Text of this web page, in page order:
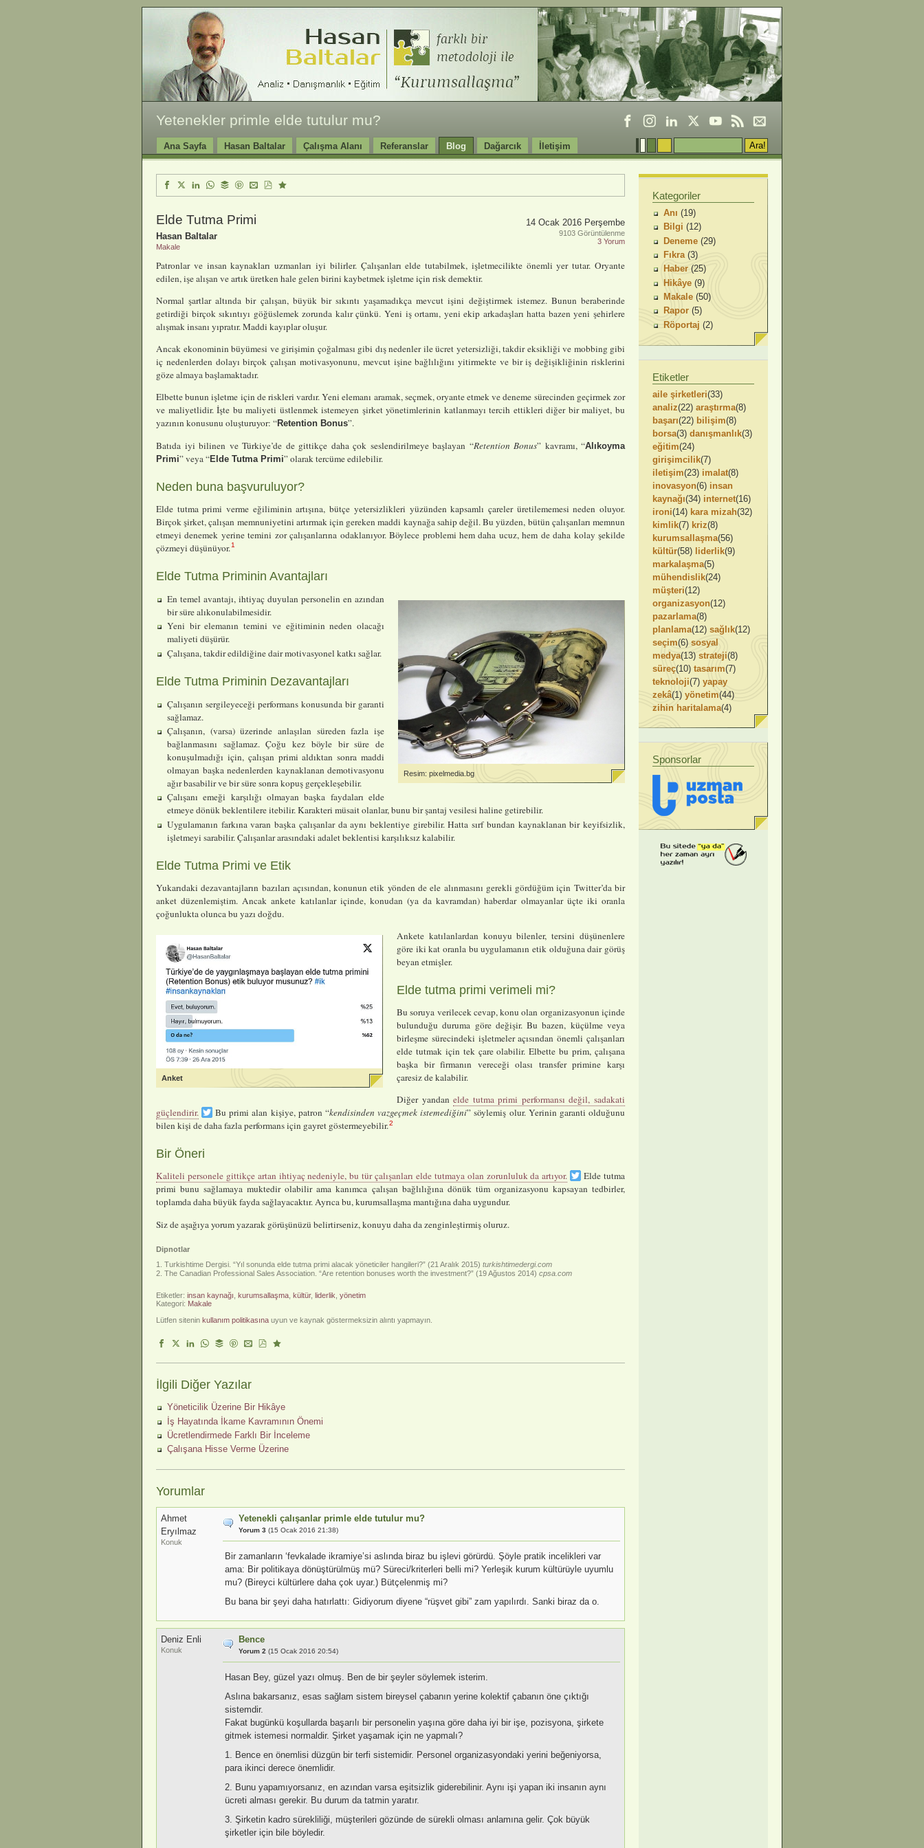
Yetenekler primle elde tutulur mu?
Ana Sayfa Hasan Baltalar Çalışma Alanı Referanslar Blog Dağarcık İletişim
Elde Tutma Primi
Hasan Baltalar
Makale
14 Ocak 2016 Perşembe
9103 Görüntülenme
3 Yorum
Patronlar ve insan kaynakları uzmanları iyi bilirler. Çalışanları elde tutabilmek, işletmecilikte önemli yer tutar. Oryante
edilen, işe alışan ve artık üretken hale gelen birini kaybetmek işletme için risk demektir.
Normal şartlar altında bir çalışan, büyük bir sıkıntı yaşamadıkça mevcut işini değiştirmek istemez. Bunun beraberinde
getirdiği birçok sıkıntıyı göğüslemek zorunda kalır çünkü. Yeni iş ortamı, yeni ekip arkadaşları hatta bazen yeni şehirlere
alışmak insanı yıpratır. Maddi kayıplar oluşur.
Ancak ekonominin büyümesi ve girişimin çoğalması gibi dış nedenler ile ücret yetersizliği, takdir eksikliği ve mobbing gibi
iç nedenlerden dolayı birçok çalışan motivasyonunu, mevcut işine bağlılığını yitirmekte ve bir iş değişikliğinin risklerini
göze almaya başlamaktadır.
Elbette bunun işletme için de riskleri vardır. Yeni elemanı aramak, seçmek, oryante etmek ve deneme sürecinden geçirmek zor
ve maliyetlidir. İşte bu maliyeti üstlenmek istemeyen şirket yönetimlerinin katlanmayı tercih ettikleri diğer bir maliyet, bu
yazının konusunu oluşturuyor: “Retention Bonus”.
Batıda iyi bilinen ve Türkiye’de de gittikçe daha çok seslendirilmeye başlayan “Retention Bonus” kavramı, “Alıkoyma
Primi” veya “Elde Tutma Primi” olarak tercüme edilebilir.
Neden buna başvuruluyor?
Elde tutma primi verme eğiliminin artışına, bütçe yetersizlikleri yüzünden kapsamlı çareler üretilememesi neden oluyor.
Birçok şirket, çalışan memnuniyetini artırmak için gereken maddi kaynağa sahip değil. Bu yüzden, bütün çalışanları memnun
etmeyi denemek yerine temini zor çalışanlarına odaklanıyor. Böylece problemi hem daha ucuz, hem de daha kolay şekilde
çözmeyi düşünüyor.1
Elde Tutma Priminin Avantajları
Resim: pixelmedia.bg
En temel avantajı, ihtiyaç duyulan personelin en azından
bir süre alıkonulabilmesidir.
Yeni bir elemanın temini ve eğitiminin neden olacağı
maliyeti düşürür.
Çalışana, takdir edildiğine dair motivasyonel katkı sağlar.
Elde Tutma Priminin Dezavantajları
Çalışanın sergileyeceği performans konusunda bir garanti
sağlamaz.
Çalışanın, (varsa) üzerinde anlaşılan süreden fazla işe
bağlanmasını sağlamaz. Çoğu kez böyle bir süre de
konuşulmadığı için, çalışan primi aldıktan sonra maddi
olmayan başka nedenlerden kaynaklanan demotivasyonu
ağır basabilir ve bir süre sonra kopuş gerçekleşebilir.
Çalışanı emeği karşılığı olmayan başka faydaları elde
etmeye dönük beklentilere itebilir. Karakteri müsait olanlar, bunu bir şantaj vesilesi haline getirebilir.
Uygulamanın farkına varan başka çalışanlar da aynı beklentiye girebilir. Hatta sırf bundan kaynaklanan bir keyifsizlik,
işletmeyi sarabilir. Çalışanlar arasındaki adalet beklentisi karşılıksız kalabilir.
Elde Tutma Primi ve Etik
Yukarıdaki dezavantajların bazıları açısından, konunun etik yönden de ele alınmasını gerekli gördüğüm için Twitter’da bir
anket düzenlemiştim. Ancak ankete katılanlar içinde, konudan (ya da kavramdan) haberdar olmayanlar üçte iki oranla
çoğunlukta olunca bu yazı doğdu.
Anket
Ankete katılanlardan konuyu bilenler, tersini düşünenlere
göre iki kat oranla bu uygulamanın etik olduğuna dair görüş
beyan etmişler.
Elde tutma primi verimeli mi?
Bu soruya verilecek cevap, konu olan organizasyonun içinde
bulunduğu duruma göre değişir. Bu bazen, küçülme veya
birleşme sürecindeki işletmeler açısından önemli çalışanları
elde tutmak için tek çare olabilir. Elbette bu prim, çalışana
başka bir firmanın vereceği olası transfer primine karşı
çaresiz de kalabilir.
Diğer yandanelde tutma primi performansı değil, sadakati
güçlendirir.
Bu primi alan kişiye, patron “kendisinden vazgeçmek istemediğini” söylemiş olur. Yerinin garanti olduğunu
bilen kişi de daha fazla performans için gayret göstermeyebilir.2
Bir Öneri
Kaliteli personele gittikçe artan ihtiyaç nedeniyle, bu tür çalışanları elde tutmaya olan zorunluluk da artıyor.
Elde tutma
primi bunu sağlamaya muktedir olabilir ama kanımca çalışan bağlılığına dönük tüm organizasyonu kapsayan tedbirler,
toplamda daha büyük fayda sağlayacaktır. Ayrıca bu, kurumsallaşma mantığına daha uygundur.
Siz de aşağıya yorum yazarak görüşünüzü belirtirseniz, konuyu daha da zenginleştirmiş oluruz.
Dipnotlar
Turkishtime Dergisi. “Yıl sonunda elde tutma primi alacak yöneticiler hangileri?” (21 Aralık 2015) turkishtimedergi.com
The Canadian Professional Sales Association. “Are retention bonuses worth the investment?” (19 Ağustos 2014) cpsa.com
Etiketler: insan kaynağı kurumsallaşma kültür, liderlik yönetim
Kategori: Makale
Lütfen sitenin kullanım politikasına uyun ve kaynak göstermeksizin alıntı yapmayın.
İlgili Diğer Yazılar
Yöneticilik Üzerine Bir Hikâye
İş Hayatında İkame Kavramının Önemi
Ücretlendirmede Farklı Bir İnceleme
Çalışana Hisse Verme Üzerine
Yorumlar
Ahmet
Eryılmaz
Konuk
Yetenekli çalışanlar primle elde tutulur mu?
Yorum 3 (15 Ocak 2016 21:38)
Bir zamanların ‘fevkalade ikramiye’si aslında biraz bu işlevi görürdü. Şöyle pratik incelikleri var
ama: Bir politikaya dönüştürülmüş mü? Süreci/kriterleri belli mi? Yerleşik kurum kültürüyle uyumlu
mu? (Bireyci kültürlere daha çok uyar.) Bütçelenmiş mi?
Bu bana bir şeyi daha hatırlattı: Gidiyorum diyene “rüşvet gibi” zam yapılırdı. Sanki biraz da o.
Deniz Enli
Konuk
Bence
Yorum 2 (15 Ocak 2016 20:54)
Hasan Bey, güzel yazı olmuş. Ben de bir şeyler söylemek isterim.
Aslına bakarsanız, esas sağlam sistem bireysel çabanın yerine kolektif çabanın öne çıktığı
sistemdir.
Fakat bugünkü koşullarda başarılı bir personelin yaşına göre daha iyi bir işe, pozisyona, şirkete
gitmek istemesi normaldir. Şirket yaşamak için ne yapmalı?
1. Bence en önemlisi düzgün bir terfi sistemidir. Personel organizasyondaki yerini beğeniyorsa,
para ikinci derece önemlidir.
2. Bunu yapamıyorsanız, en azından varsa eşitsizlik giderebilinir. Aynı işi yapan iki insanın aynı
ücreti alması gerekir. Bu durum da tatmin yaratır.
3. Şirketin kadro sürekliliği, müşterileri gözünde de sürekli olması anlamına gelir. Çok büyük
şirketler için bile böyledir.
Kategoriler
Anı (19)
Bilgi (12)
Deneme (29)
Fıkra (3)
Haber (25)
Hikâye (9)
Makale (50)
Rapor (5)
Röportaj (2)
Etiketler
aile şirketleri(33)
analiz(22) araştırma(8)
başarı(22) bilişim(8)
borsa(3) danışmanlık(3)
eğitim(24)
girişimcilik(7)
iletişim(23) imalat(8)
inovasyon(6) insan
kaynağı(34) internet(16)
ironi(14) kara mizah(32)
kimlik(7) kriz(8)
kurumsallaşma(56)
kültür(58) liderlik(9)
markalaşma(5)
mühendislik(24)
müşteri(12)
organizasyon(12)
pazarlama(8)
planlama(12) sağlık(12)
seçim(6) sosyal
medya(13) strateji(8)
süreç(10) tasarım(7)
teknoloji(7) yapay
zekâ(1) yönetim(44)
zihin haritalama(4)
Sponsorlar